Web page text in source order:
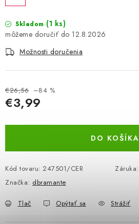
BEZ ZÁSOBY, K VYŘAZENÍ (VČ. XD)
OBLEČENÍ A MÓDA
DROGERIE A KOSMETIKA
DÍLNA A STAVBA
DIELŇA A STAVBA
DOPLNKOVÝ PREDAJ
Skladom (1 ks)
12.8.2026
Možnosti doručenia
€26,56 –84 %
€3,99
DO KOŠÍKA
Kód tovaru: 247501/CER Záruka:
Značka: dbramante
Tlač Opýtať sa Strážiť